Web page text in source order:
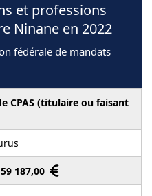
et professions
Ninane en 2022
fédérale de mandats
CPAS (titulaire ou faisant
187,00